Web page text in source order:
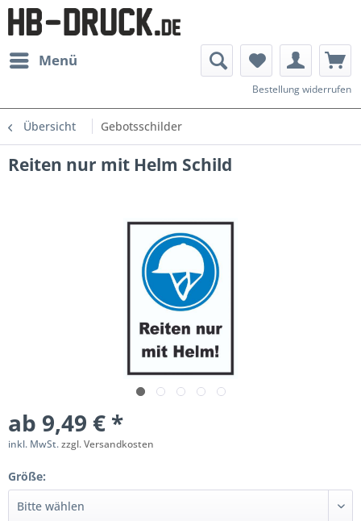
Menü
Bestellung widerrufen
Übersicht Gebotsschilder
Reiten nur mit Helm Schild
ab 9,49 € *
inkl. MwSt.zzgl. Versandkosten
Größe: